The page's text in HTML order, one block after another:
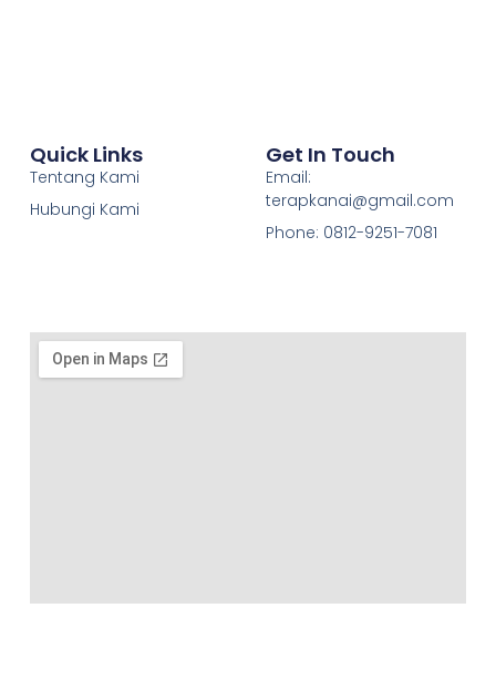
Quick Links
Tentang Kami
Hubungi Kami
Get In Touch
Email:
terapkanai@gmail.com
Phone: 0812-9251-7081